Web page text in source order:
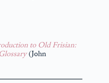
to OldFrisian:
(John